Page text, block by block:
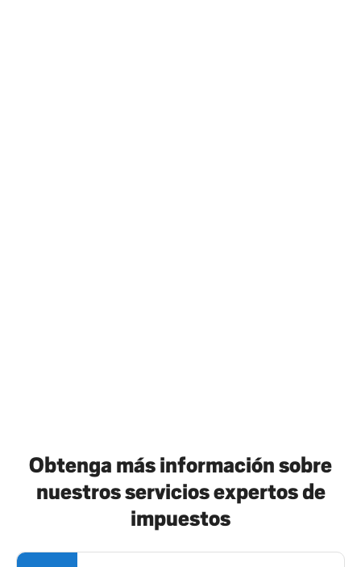
Obtenga más información sobre
nuestros servicios expertos de
impuestos